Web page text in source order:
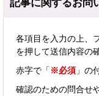
記事に関するお問
各項目を入力の上、
を押して送信内容の
赤字で「 ※必須 」の
確認のための問合せ